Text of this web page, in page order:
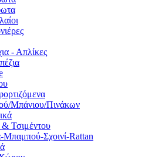
- Απλίκες
Μπάνιου/Πινάκων
Τσιμέντου
Μπαμπού-Σχοινί-Rattan